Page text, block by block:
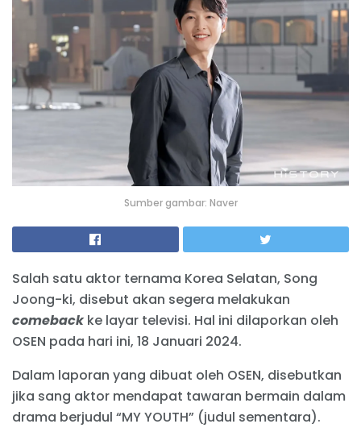
Sumber gambar: Naver
Salah satu aktor ternama Korea Selatan, Song
Joong-ki, disebut akan segera melakukan
comebackke layar televisi. Hal ini dilaporkan oleh
OSEN pada hari ini, 18 Januari 2024.
Dalam laporan yang dibuat oleh OSEN, disebutkan
jika sang aktor mendapat tawaran bermain dalam
drama berjudul “MY YOUTH” (judul sementara).